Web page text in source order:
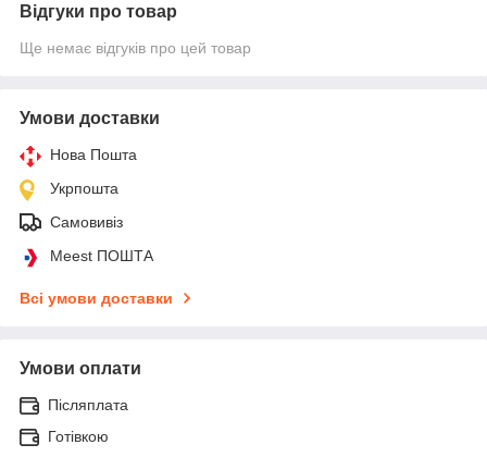
Відгуки про товар
Ще немає відгуків про цей товар
Умови доставки
Нова Пошта
Укрпошта
Самовивіз
Meest ПОШТА
Всі умови доставки
Умови оплати
Післяплата
Готівкою